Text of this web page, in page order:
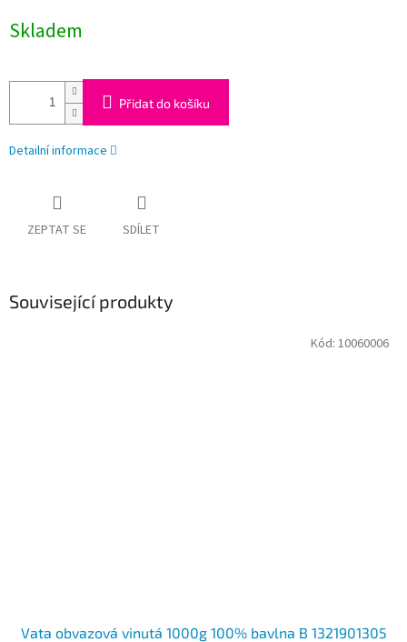
cena:
Skladem
Přidat do košíku
Detailní informace
ZEPTAT SE SDÍLET
Související produkty
Vata obvazová vinutá 1000g 100% bavlna B 1321901305
Kód: 10060006